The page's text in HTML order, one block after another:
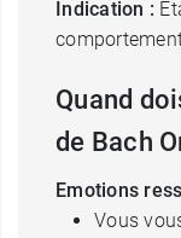
Indication :
Quand
de Bach
Emotions
Vous